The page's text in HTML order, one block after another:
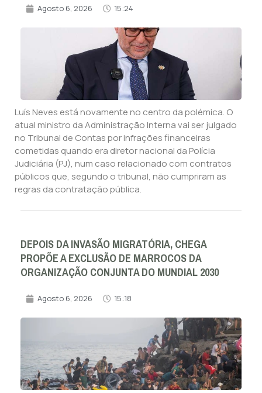
Agosto 6, 2026 15:24
Luís Neves está novamente no centro da polémica. O
atual ministro da Administração Interna vai ser julgado
no Tribunal de Contas por infrações financeiras
cometidas quando era diretor nacional da Polícia
Judiciária (PJ), num caso relacionado com contratos
públicos que, segundo o tribunal, não cumpriram as
regras da contratação pública.
DEPOIS DA INVASÃO MIGRATÓRIA, CHEGA
PROPÕE A EXCLUSÃO DE MARROCOS DA
ORGANIZAÇÃO CONJUNTA DO MUNDIAL 2030
Agosto 6, 2026 15:18